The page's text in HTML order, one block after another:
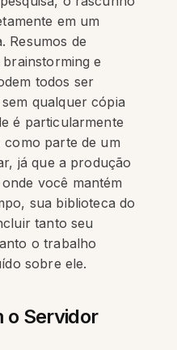
em um
Resumos de
e
todos ser
qualquer cópia
é particularmente
parte de um
já que a produção
você mantém
sua biblioteca do
tanto seu
o trabalho
sobre ele.
o Servidor